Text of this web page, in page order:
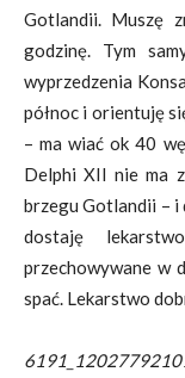
Gotlandii. Muszę
godzinę. Tym
wyprzedzenia
północ i orientuję
– ma wiać ok 40
Delphi XII nie ma
brzegu Gotlandii – i
dostaję
przechowywane w
spać. Lekarstwo